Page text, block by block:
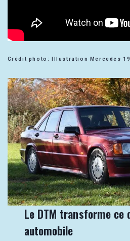
Crédit photo: Illustration Mercedes
Le DTM transforme ce
automobile